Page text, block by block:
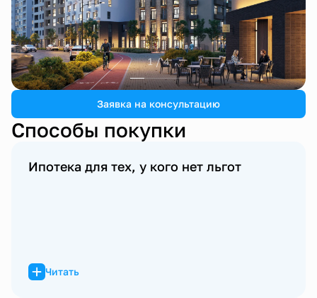
1 / 4
Заявка на консультацию
Способы покупки
Ипотека для тех, у кого нет льгот
Читать